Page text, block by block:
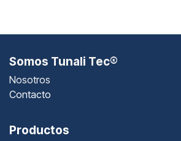
Somos Tunali Tec®
Nosotros
Contacto
Productos